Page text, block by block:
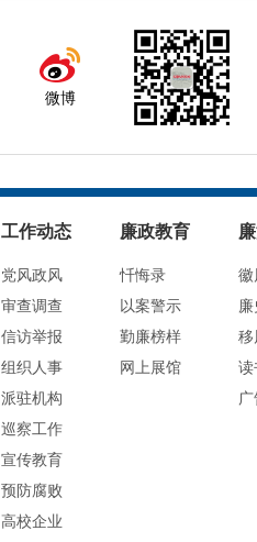
微博
工作动态
党风政风
审查调查
信访举报
组织人事
派驻机构
巡察工作
宣传教育
预防腐败
高校企业
廉政教育
忏悔录
以案警示
勤廉榜样
网上展馆
徽
移
读